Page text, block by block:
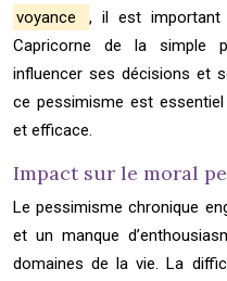
voyance
, il est important
Capricorne de la simple
influencer ses décisions et
ce pessimisme est
et efficace.
Impact sur le moral
Le pessimisme chronique
et un manque
domaines de la vie. La